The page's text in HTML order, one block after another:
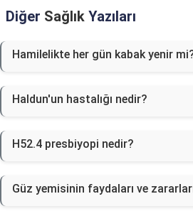
Diğer Sağlık Yazıları
Hamilelikte her gün kabak yenir
Haldun'un hastalığı nedir?
H52.4 presbiyopi nedir?
Güz yemisinin faydaları ve